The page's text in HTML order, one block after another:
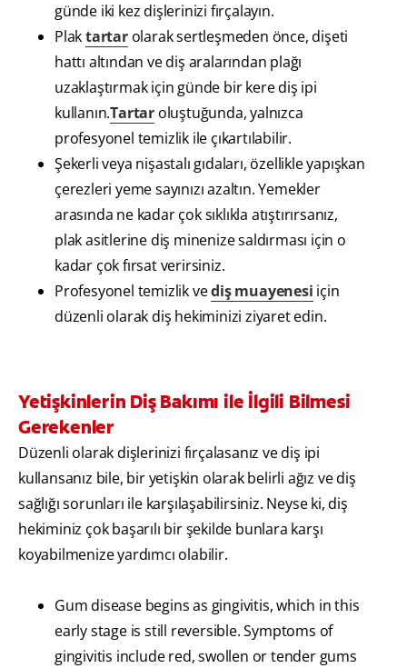
günde iki kez dişlerinizi fırçalayın.
Plaktartarolarak sertleşmeden önce, dişeti
hattı altından ve diş aralarından plağı
uzaklaştırmak için günde bir kere diş ipi
kullanın.Tartar oluştuğunda, yalnızca
profesyonel temizlik ile çıkartılabilir.
Şekerli veya nişastalı gıdaları, özellikle yapışkan
çerezleri yeme sayınızı azaltın. Yemekler
arasında ne kadar çok sıklıkla atıştırırsanız,
plak asitlerine diş minenize saldırması için o
kadar çok fırsat verirsiniz.
Profesyonel temizlik vediş muayenesi için
düzenli olarak diş hekiminizi ziyaret edin.
Yetişkinlerin Diş Bakımı ile İlgili Bilmesi
Gerekenler
Düzenli olarak dişlerinizi fırçalasanız ve diş ipi
kullansanız bile, bir yetişkin olarak belirli ağız ve diş
sağlığı sorunları ile karşılaşabilirsiniz. Neyse ki, diş
hekiminiz çok başarılı bir şekilde bunlara karşı
koyabilmenize yardımcı olabilir.
Gum disease begins as gingivitis, which in this
early stage is still reversible. Symptoms of
gingivitis include red, swollen or tender gums